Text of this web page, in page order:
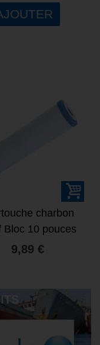
charbon
Bloc 10 pouces
10 microns
9,89 €